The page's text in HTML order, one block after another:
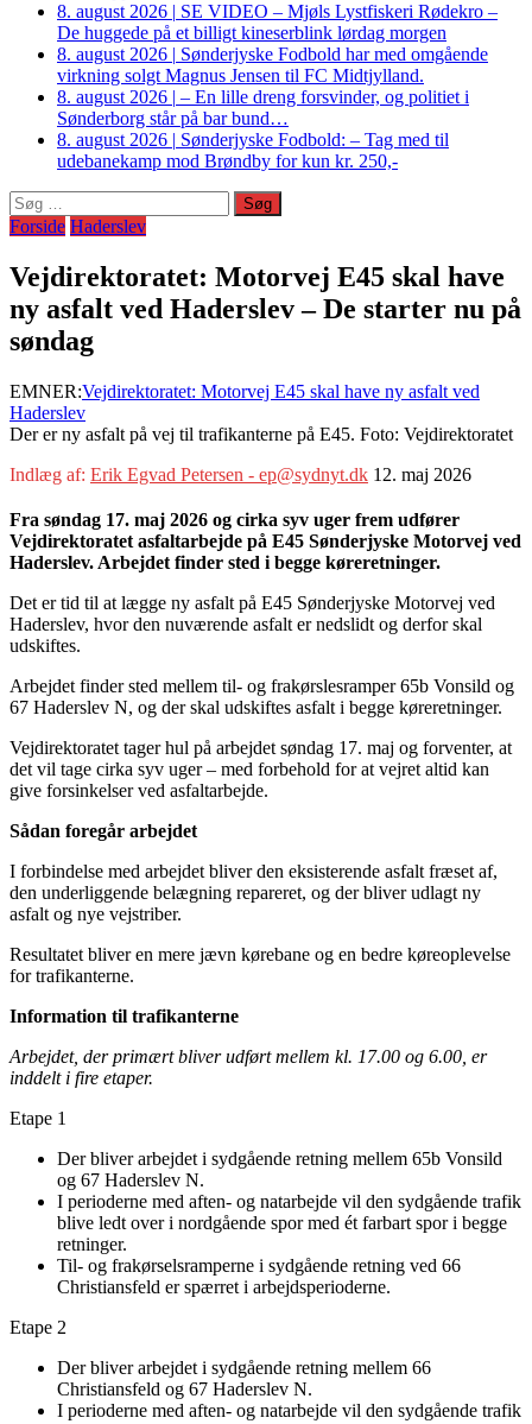
8. august 2026 | SE VIDEO – Mjøls Lystfiskeri Rødekro –
De huggede på et billigt kineserblink lørdag morgen
8. august 2026 | Sønderjyske Fodbold har med omgående
virkning solgt Magnus Jensen til FC Midtjylland.
8. august 2026 | – En lille dreng forsvinder, og politiet i
Sønderborg står på bar bund…
8. august 2026 | Sønderjyske Fodbold: – Tag med til
udebanekamp mod Brøndby for kun kr. 250,-
Søg
efter:
Forside Haderslev
Vejdirektoratet: Motorvej E45 skal have
ny asfalt ved Haderslev – De starter nu på
søndag
EMNER:Vejdirektoratet: Motorvej E45 skal have ny asfalt ved
Haderslev
Der er ny asfalt på vej til trafikanterne på E45. Foto: Vejdirektoratet
Indlæg af: Erik Egvad Petersen - ep@sydnyt.dk 12. maj 2026
Fra søndag 17. maj 2026 og cirka syv uger frem udfører
Vejdirektoratet asfaltarbejde på E45 Sønderjyske Motorvej ved
Haderslev. Arbejdet finder sted i begge køreretninger.
Det er tid til at lægge ny asfalt på E45 Sønderjyske Motorvej ved
Haderslev, hvor den nuværende asfalt er nedslidt og derfor skal
udskiftes.
Arbejdet finder sted mellem til- og frakørslesramper 65b Vonsild og
67 Haderslev N, og der skal udskiftes asfalt i begge køreretninger.
Vejdirektoratet tager hul på arbejdet søndag 17. maj og forventer, at
det vil tage cirka syv uger – med forbehold for at vejret altid kan
give forsinkelser ved asfaltarbejde.
Sådan foregår arbejdet
I forbindelse med arbejdet bliver den eksisterende asfalt fræset af,
den underliggende belægning repareret, og der bliver udlagt ny
asfalt og nye vejstriber.
Resultatet bliver en mere jævn kørebane og en bedre køreoplevelse
for trafikanterne.
Information til trafikanterne
Arbejdet, der primært bliver udført mellem kl. 17.00 og 6.00, er
inddelt i fire etaper.
Etape 1
Der bliver arbejdet i sydgående retning mellem 65b Vonsild
og 67 Haderslev N.
I perioderne med aften- og natarbejde vil den sydgående trafik
blive ledt over i nordgående spor med ét farbart spor i begge
retninger.
Til- og frakørselsramperne i sydgående retning ved 66
Christiansfeld er spærret i arbejdsperioderne.
Etape 2
Der bliver arbejdet i sydgående retning mellem 66
Christiansfeld og 67 Haderslev N.
I perioderne med aften- og natarbejde vil den sydgående trafik